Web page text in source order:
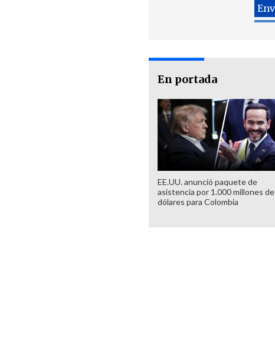
En portada
EE.UU. anunció paquete de
asistencia por 1.000 millones de
dólares para Colombia